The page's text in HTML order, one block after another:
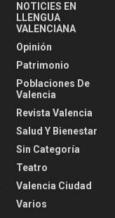
NOTICIES EN
LLENGUA
VALENCIANA
Opinión
Patrimonio
Poblaciones De
Valencia
Revista Valencia
Salud Y Bienestar
Sin Categoría
Teatro
Valencia Ciudad
Varios